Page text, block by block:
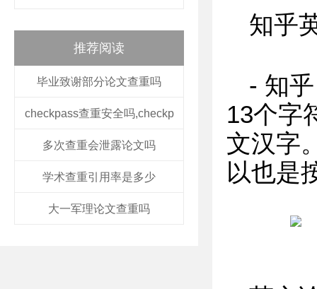
推荐阅读
毕业致谢部分论文查重吗
checkpass查重安全吗,checkp
多次查重会泄露论文吗
学术查重引用率是多少
大一军理论文查重吗
知乎
- 知
13个字
文汉字
以也是